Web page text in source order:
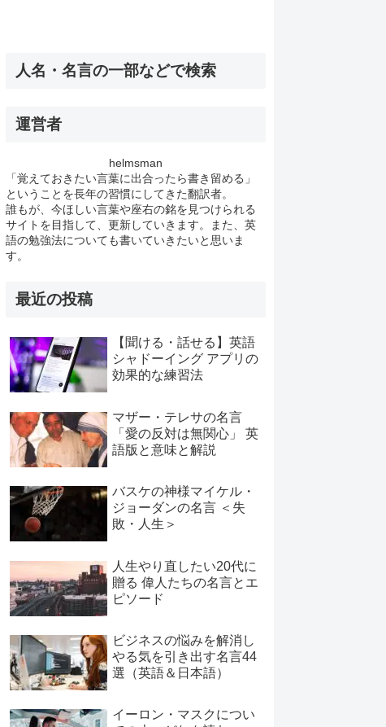
人名・名言の一部などで検索
運営者
helmsman
「覚えておきたい言葉に出合ったら書き留める」
ということを長年の習慣にしてきた翻訳者。
誰もが、今ほしい言葉や座右の銘を見つけられる
サイトを目指して、更新していきます。また、英
語の勉強法についても書いていきたいと思いま
す。
最近の投稿
【聞ける・話せる】英語
シャドーイング アプリの
効果的な練習法
マザー・テレサの名言
「愛の反対は無関心」 英
語版と意味と解説
バスケの神様マイケル・
ジョーダンの名言 ＜失
敗・人生＞
人生やり直したい20代に
贈る 偉人たちの名言とエ
ピソード
ビジネスの悩みを解消し
やる気を引き出す名言44
選（英語＆日本語）
イーロン・マスクについ